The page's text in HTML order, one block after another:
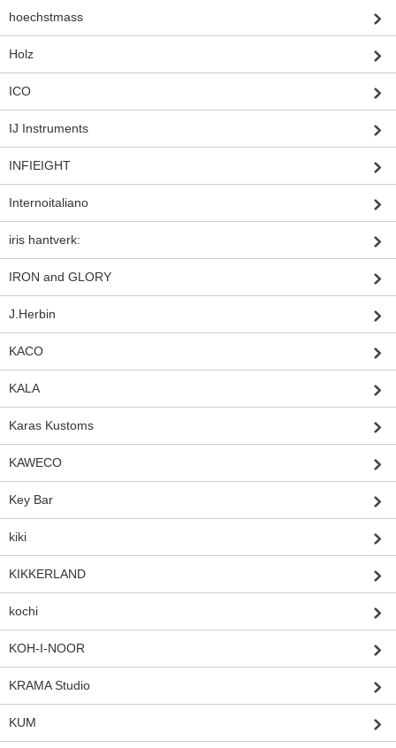
hoechstmass
Holz
ICO
IJ Instruments
INFIEIGHT
Internoitaliano
iris hantverk:
IRON and GLORY
J.Herbin
KACO
KALA
Karas Kustoms
KAWECO
Key Bar
kiki
KIKKERLAND
kochi
KOH-I-NOOR
KRAMA Studio
KUM